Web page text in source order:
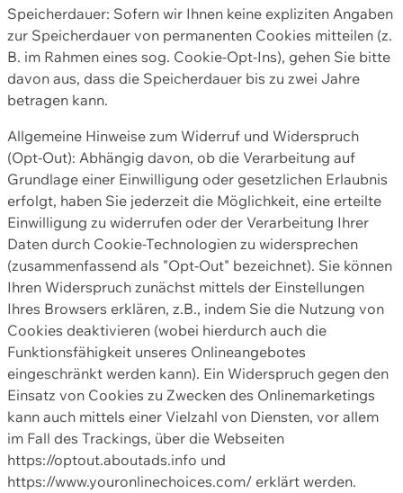
Speicherdauer: Sofern wir Ihnen keine expliziten Angaben
zur Speicherdauer von permanenten Cookies mitteilen (z.
B. im Rahmen eines sog. Cookie-Opt-Ins), gehen Sie bitte
davon aus, dass die Speicherdauer bis zu zwei Jahre
betragen kann.
Allgemeine Hinweise zum Widerruf und Widerspruch
(Opt-Out): Abhängig davon, ob die Verarbeitung auf
Grundlage einer Einwilligung oder gesetzlichen Erlaubnis
erfolgt, haben Sie jederzeit die Möglichkeit, eine erteilte
Einwilligung zu widerrufen oder der Verarbeitung Ihrer
Daten durch Cookie-Technologien zu widersprechen
(zusammenfassend als "Opt-Out" bezeichnet). Sie können
Ihren Widerspruch zunächst mittels der Einstellungen
Ihres Browsers erklären, z.B., indem Sie die Nutzung von
Cookies deaktivieren (wobei hierdurch auch die
Funktionsfähigkeit unseres Onlineangebotes
eingeschränkt werden kann). Ein Widerspruch gegen den
Einsatz von Cookies zu Zwecken des Onlinemarketings
kann auch mittels einer Vielzahl von Diensten, vor allem
im Fall des Trackings, über die Webseiten
https://optout.aboutads.info und
https://www.youronlinechoices.com/ erklärt werden.